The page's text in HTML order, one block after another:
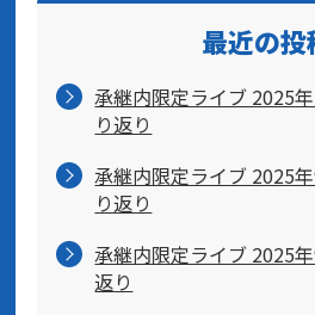
最近の投
承継内限定ライブ 2025
り返り
承継内限定ライブ 2025
り返り
承継内限定ライブ 2025
返り